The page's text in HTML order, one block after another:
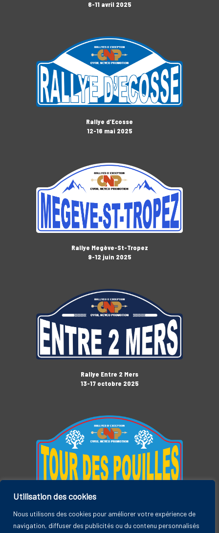
Utilisation des cookies
Nous utilisons des cookies pour améliorer votre expérience de
navigation, diffuser des publicités ou du contenu personnalisés
6-11 avril 2025
Rallye d’Ecosse
12-16 mai 2025
Rallye Megève-St-Tropez
9-12 juin 2025
Rallye Entre 2 Mers
13-17 octobre 2025
Tour des Pouilles